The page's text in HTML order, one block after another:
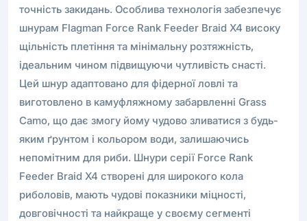
точність закидань. Особлива технологія забезпечує
шнурам Flagman Force Rank Feeder Braid Х4 високу
щільність плетіння та мінімальну розтяжність,
ідеальним чином підвищуючи чутливість снасті.
Цей шнур адаптовано для фідерної ловлі та
виготовлено в камуфляжному забарвленні Grass
Camo, що дає змогу йому чудово зливатися з будь-
яким ґрунтом і кольором води, залишаючись
непомітним для риби. Шнури серії Force Rank
Feeder Braid Х4 створені для широкого кола
риболовів, мають чудові показники міцності,
довговічності та найкраще у своєму сегменті